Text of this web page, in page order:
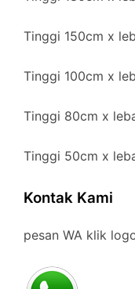
Tinggi 150cm x
Tinggi 100cm x
Tinggi 80cm x
Tinggi 50cm x
Kontak Kami
pesan WA klik